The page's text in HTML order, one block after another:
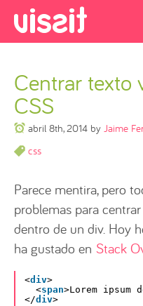
Centrar texto
CSS
abril 8th, 2014 by Jaime
css
Parece mentira, pero
problemas para
dentro de un div. Hoy
ha gustado en Stack
<div>
<span>Lorem
</div>